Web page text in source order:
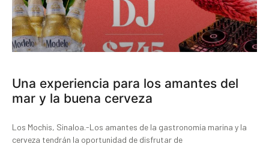
Una experiencia para los amantes del
mar y la buena cerveza
Los Mochis, Sinaloa.-Los amantes de la gastronomía marina y la
cerveza tendrán la oportunidad de disfrutar de